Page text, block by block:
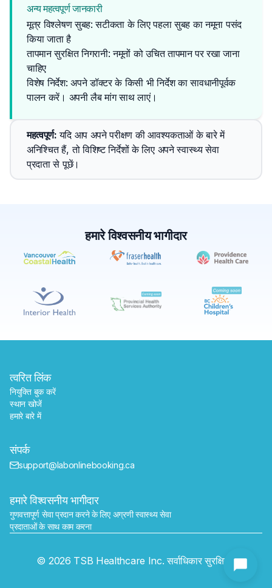
अन्य महत्वपूर्ण जानकारी
मूत्र विश्लेषण सुबह: सटीकता के लिए पहला सुबह का नमूना पसंद
किया जाता है
तापमान सुरक्षित निगरानी: नमूनों को उचित तापमान पर रखा जाना
चाहिए
विशेष निर्देश: अपने डॉक्टर के किसी भी निर्देश का सावधानीपूर्वक
पालन करें। अपनी लैब मांग साथ लाएं।
महत्वपूर्ण: यदि आप अपने परीक्षण की आवश्यकताओं के बारे में
अनिश्चित हैं, तो विशिष्ट निर्देशों के लिए अपने स्वास्थ्य सेवा
प्रदाता से पूछें।
हमारे विश्वसनीय भागीदार
त्वरित लिंक
नियुक्ति बुक करें
स्थान खोजें
हमारे बारे में
संपर्क
support@labonlinebooking.ca
हमारे विश्वसनीय भागीदार
गुणवत्तापूर्ण सेवा प्रदान करने के लिए अग्रणी स्वास्थ्य सेवा
प्रदाताओं के साथ काम करना
© 2026 TSB Healthcare Inc. सर्वाधिकार सुरक्षित।
✕